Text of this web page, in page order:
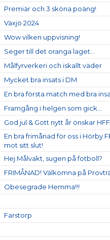
Premiär och 3 sköna poäng!
Växjö 2024
Wow vilken uppvisning!
Seger till det oranga laget...
Målfyrverkeri och iskallt väder
Mycket bra insats i DM
En bra första match med bra
Framgång i helgen som gick...
God jul & Gott nytt år önskar
En bra frimånad för oss i Hörby
mot sitt slut!
Hej Målvakt, sugen på fotboll?
FRIMÅNAD! Välkomna på
Obesegrade Hemma!!!
Farstorp